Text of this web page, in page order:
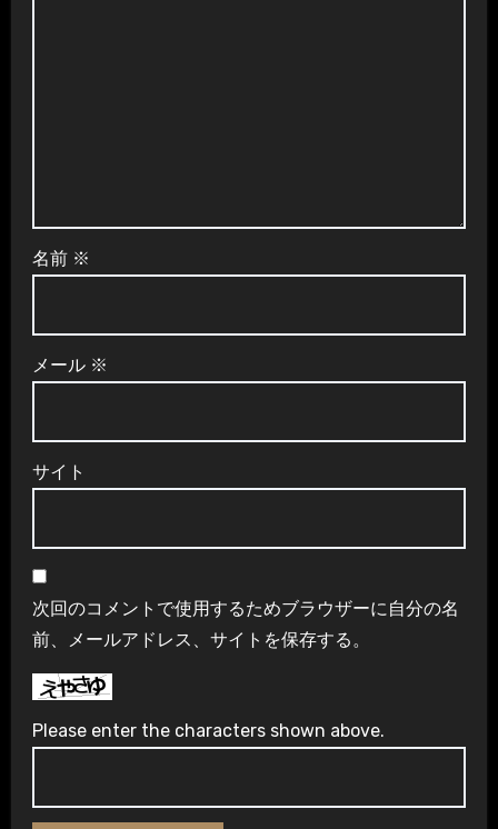
名前 ※
メール ※
サイト
次回のコメントで使用するためブラウザーに自分の名
前、メールアドレス、サイトを保存する。
Please enter the characters shown above.